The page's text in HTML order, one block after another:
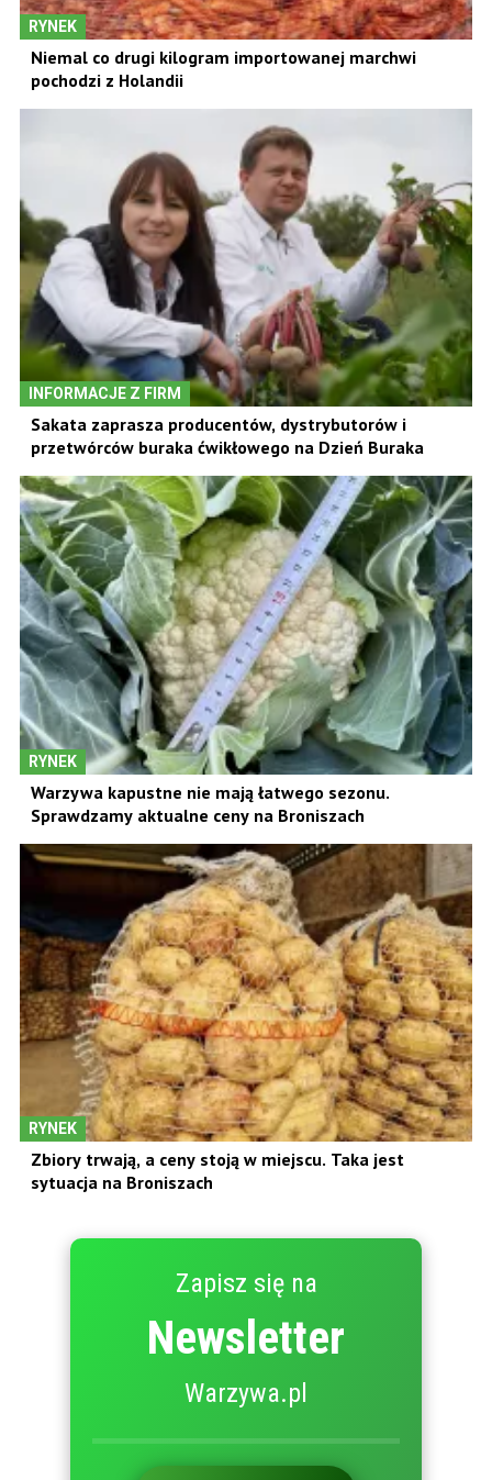
RYNEK
Niemal co drugi kilogram importowanej marchwi
pochodzi z Holandii
INFORMACJE Z FIRM
Sakata zaprasza producentów, dystrybutorów i
przetwórców buraka ćwikłowego na Dzień Buraka
RYNEK
Warzywa kapustne nie mają łatwego sezonu.
Sprawdzamy aktualne ceny na Broniszach
RYNEK
Zbiory trwają, a ceny stoją w miejscu. Taka jest
sytuacja na Broniszach
Zapisz się na
Newsletter
Warzywa.pl